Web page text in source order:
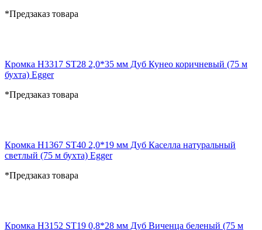
*Предзаказ товара
Кромка H3317 ST28 2,0*35 мм Дуб Кунео коричневый (75 м
бухта) Egger
*Предзаказ товара
Кромка H1367 ST40 2,0*19 мм Дуб Каселла натуральный
светлый (75 м бухта) Egger
*Предзаказ товара
Кромка H3152 ST19 0,8*28 мм Дуб Виченца беленый (75 м